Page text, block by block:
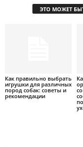
ЭТО МОЖЕТ
Как правильно выбрать
игрушки для различных
пород собак: советы и
рекомендации